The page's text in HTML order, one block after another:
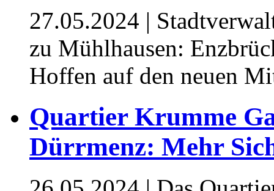
27.05.2024 |
zu Mühlhausen:
Hoffen auf den neuen
Quartier Krumme
Dürrmenz: Mehr